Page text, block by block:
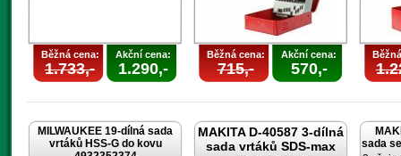
Běžná cena:
1.733,-
Akční cena:
1.290,-
Běžná cena:
715,-
Akční cena:
570,-
MILWAUKEE 19-dílná sada
vrtáků HSS-G do kovu
MAKITA D-40587 3-dílná
sada vrtáků SDS-max
sada